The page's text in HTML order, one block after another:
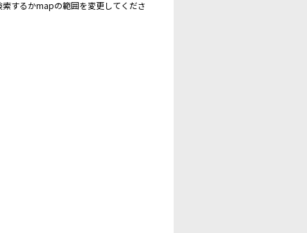
するかmapの範囲を変更してくださ